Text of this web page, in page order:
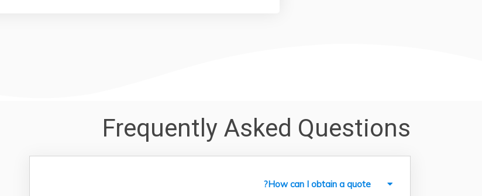
Frequently Asked Questions
How can I obtain a quote?